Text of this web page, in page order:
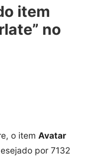
item
no
o item Avatar
por 7132